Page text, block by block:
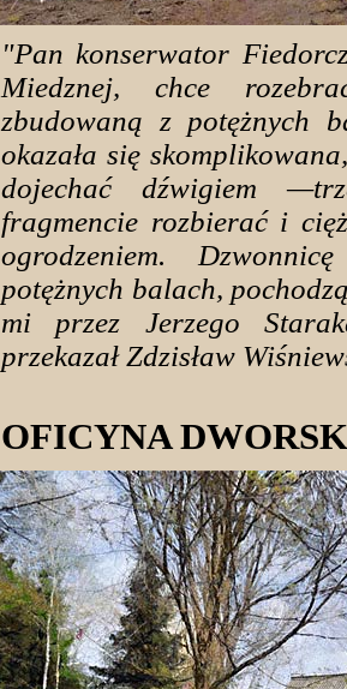
"Pan konserwator
Miedznej, chce
zbudowaną z potężnych
okazała się
dojechać dźwigiem
fragmencie rozbierać i
ogrodzeniem.
potężnych balach,
mi przez Jerzego
przekazał Zdzisław
OFICYNA